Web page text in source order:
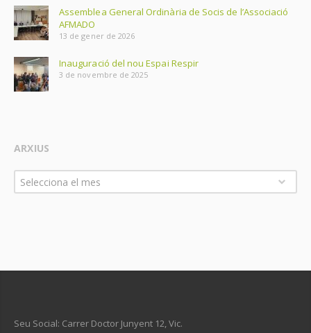
Assemblea General Ordinària de Socis de l’Associació
AFMADO
13 de gener de 2026
Inauguració del nou Espai Respir
3 de novembre de 2025
ARXIUS
Arxius
Selecciona el mes
Seu Social: Carrer Doctor Junyent 12, Vic.